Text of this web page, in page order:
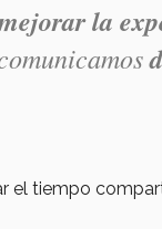
la
el tiempo